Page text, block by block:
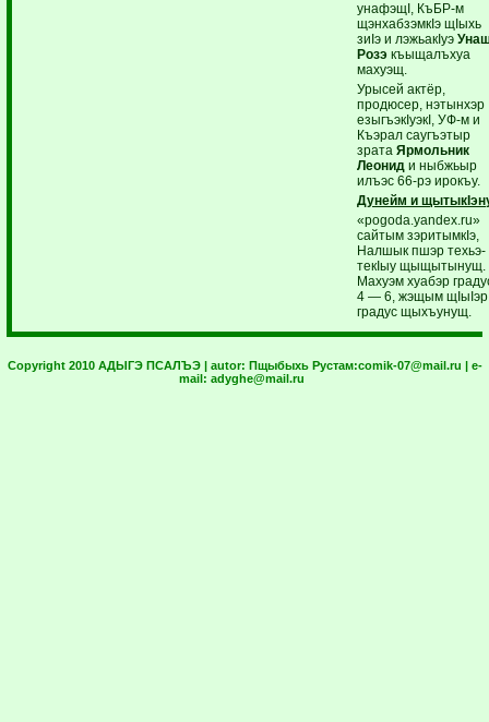
унафэщI, КъБР-м
щэнхабзэмкIэ щIыхь
зиIэ и лэжьакIуэ
Розэ къыщалъхуа
махуэщ.
Урысей актёр,
продюсер, нэтынхэр
езыгъэкIуэкI, УФ-м и
Къэрал саугъэтыр
зратаЯрмольник
Леонид и ныбжьыр
илъэс 66-рэ ирокъу.
Дунейм и
«pogoda.yandex.ru»
сайтым зэритымкIэ,
Налшык пшэр техьэ-
текIыу щыщытынущ.
Махуэм хуабэр
4 — 6, жэщым щIыIэр
градус щыхъунущ.
Copyright 2010 АДЫГЭ ПСАЛЪЭ | autor: Пщыбыхь Рустам:comik-07@mail.ru | e-
mail: adyghe@mail.ru